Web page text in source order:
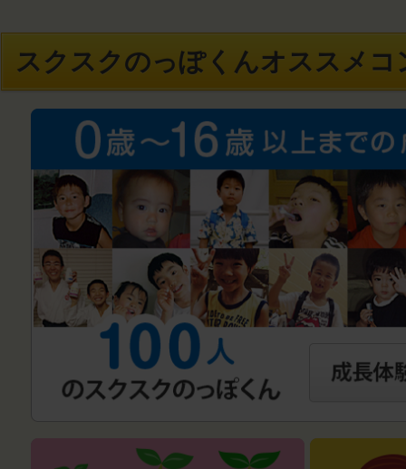
スクスクのっぽくんオススメコ